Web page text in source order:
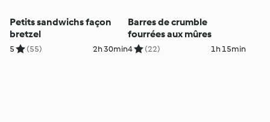
Petits sandwichs façon
bretzel
5 (55) 2h 30min
Barres de crumble
fourrées aux mûres
4 (22) 1h 15min